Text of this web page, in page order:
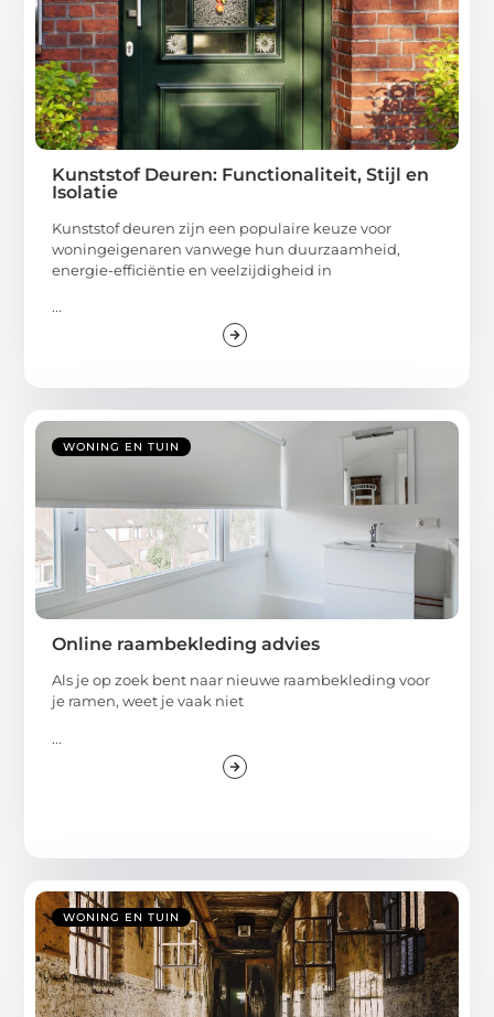
Kunststof Deuren: Functionaliteit, Stijl en
Isolatie
Kunststof deuren zijn een populaire keuze voor
woningeigenaren vanwege hun duurzaamheid,
energie-efficiëntie en veelzijdigheid in
...
WONING EN TUIN
Online raambekleding advies
Als je op zoek bent naar nieuwe raambekleding voor
je ramen, weet je vaak niet
...
WONING EN TUIN